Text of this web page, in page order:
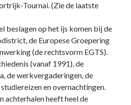
Tournai. (Zie de laatste
beslagen op het ijs komen bij de
de Europese Groepering
(de rechtsvorm EGTS).
(vanaf 1991), de
de werkvergaderingen, de
en overnachtingen.
achterhalen heeft heel de